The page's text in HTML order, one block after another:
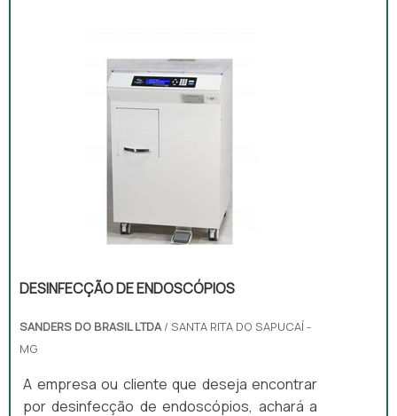
atua com lavadoras ultrassônicas e
circuladores de saneantes, garantindo a
satisfação da venda à entrega fin...
DESINFECÇÃO DE ENDOSCÓPIOS
SANDERS DO BRASIL LTDA/ SANTA RITA DO SAPUCAÍ -
MG
A empresa ou cliente que deseja encontrar
por desinfecção de endoscópios, achará a